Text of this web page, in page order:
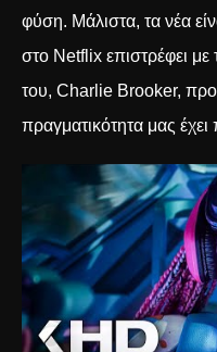
φύση. Μάλιστα, τα νέα
στο Netflix επιστρέφει με
του, Charlie Brooker,
πραγματικότητα μας